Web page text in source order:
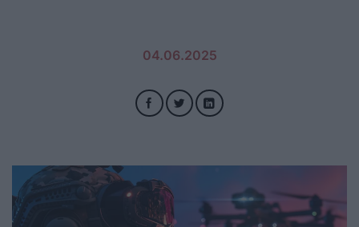
04.06.2025